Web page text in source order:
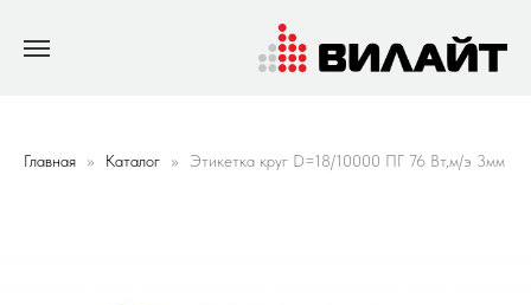
Главная Каталог Этикетка круг D=18/10000 ПГ 76 Вт,м/э 3мм